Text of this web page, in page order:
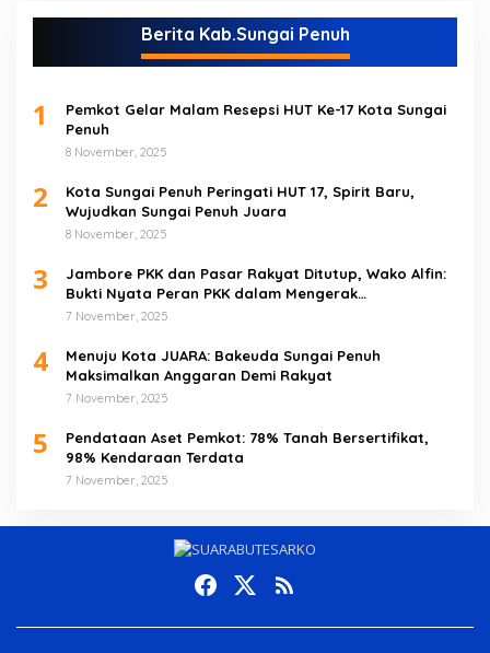
Berita Kab.Sungai Penuh
1
Pemkot Gelar Malam Resepsi HUT Ke-17 Kota Sungai
Penuh
8 November, 2025
2
Kota Sungai Penuh Peringati HUT 17, Spirit Baru,
Wujudkan Sungai Penuh Juara
8 November, 2025
3
Jambore PKK dan Pasar Rakyat Ditutup, Wako Alfin:
Bukti Nyata Peran PKK dalam Mengerak
Perekonomian Masyarakat
7 November, 2025
4
Menuju Kota JUARA: Bakeuda Sungai Penuh
Maksimalkan Anggaran Demi Rakyat
7 November, 2025
5
Pendataan Aset Pemkot: 78% Tanah Bersertifikat,
98% Kendaraan Terdata
7 November, 2025